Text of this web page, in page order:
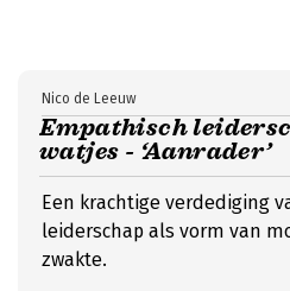
Empathisch
watjes - ‘Aanrader’
Nico de Leeuw
Een krachtige verdediging
leiderschap als vorm van
zwakte.